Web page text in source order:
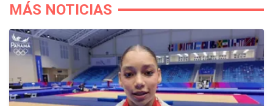
MÁS NOTICIAS